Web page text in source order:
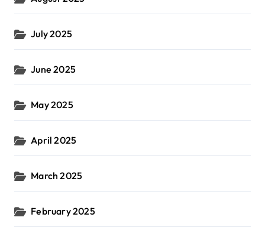
July 2025
June 2025
May 2025
April 2025
March 2025
February 2025